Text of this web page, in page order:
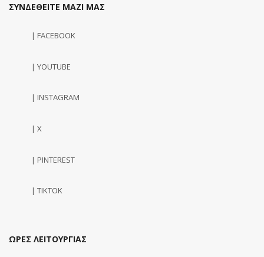
ΣΥΝΔΕΘΕΙΤΕ ΜΑΖΙ ΜΑΣ
| FACEBOOK
| YOUTUBE
| INSTAGRAM
| X
| PINTEREST
| TIKTOK
ΩΡΕΣ ΛΕΙΤΟΥΡΓΙΑΣ